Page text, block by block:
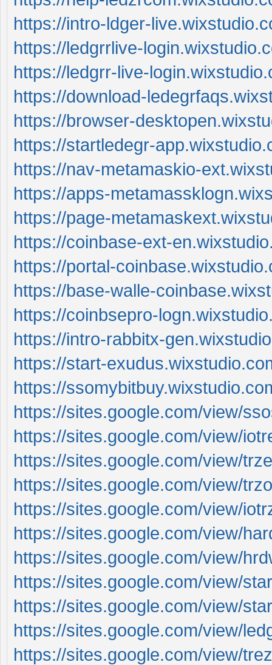
https://intro-ldger-
https://ledgrrlive-
https://ledgrr-live-
https://download-
https://browser-
https://startledegr-
https://nav-metamaskio-
https://apps-
https://page-
https://coinbase-ext-
https://portal-
https://base-walle-
https://coinbsepro-
https://intro-rabbitx-
https://start-
https://
https://sites.google.com/view/
https://sites.google.com/view/
https://sites.google.com/view/
https://sites.google.com/view/
https://sites.google.com/view/
https://sites.google.com/view/
https://sites.google.com/view/
https://sites.google.com/view/
https://sites.google.com/view/
https://sites.google.com/view/
https://sites.google.com/view/